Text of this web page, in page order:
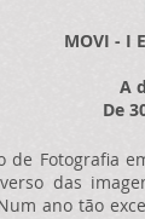
MOVI - I
A
De
de Fotografia
das
ano tão